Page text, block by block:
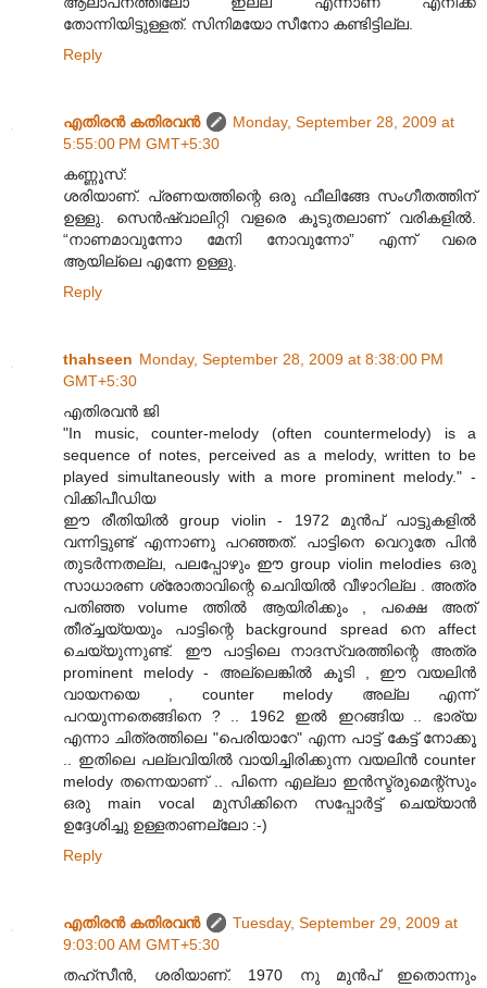
തോന്നിയിട്ടുള്ളത്. സിനിമയോ സീനോ കണ്ടിട്ടില്ല.
Reply
എതിരന്‍ കതിരവന്‍
Monday, September 28, 2009 at
5:55:00 PM GMT+5:30
കണ്ണൂസ്:
ശരിയാണ്. പ്രണയത്തിന്റെ ഒരു ഫീലിങ്ങേ സംഗീതത്തിന്
ഉള്ളു. സെൻഷ്വാലിറ്റി വളരെ കൂടുതലാണ് വരികളിൽ.
“നാണമാവുന്നോ മേനി നോവുന്നോ” എന്ന് വരെ
ആയില്ലെ എന്നേ ഉള്ളു.
Reply
thahseen Monday, September 28, 2009 at 8:38:00 PM
GMT+5:30
എതിരവന്‍ ജി
"In music, counter-melody (often countermelody) is a
sequence of notes, perceived as a melody, written to be
played simultaneously with a more prominent melody." -
വിക്കിപീഡിയ
ഈ രീതിയില്‍ group violin - 1972 മുന്‍പ് പാട്ടുകളില്‍
വന്നിട്ടുണ്ട് എന്നാണു പറഞ്ഞത്. പാട്ടിനെ വെറുതേ പിന്‍
തുടര്‍ന്നതല്ല, പലപ്പോഴും ഈ group violin melodies ഒരു
സാധാരണ ശ്രോതാവിന്റെ ചെവിയില്‍ വീഴാറില്ല . അത്ര
പതിഞ്ഞ volume ത്തില്‍ ആയിരിക്കും , പക്ഷെ അത്
തീര്ച്ചയ്യയും പാട്ടിന്റെ background spread നെ affect
ചെയ്യുന്നുണ്ട്. ഈ പാട്ടിലെ നാദസ്വരത്തിന്റെ അത്ര
prominent melody - അല്ലെങ്കില്‍ കൂടി , ഈ വയലിന്‍
വായനയെ , counter melody അല്ല എന്ന്
പറയുന്നതെങ്ങിനെ ? .. 1962 ഇല്‍ ഇറങ്ങിയ .. ഭാര്യ
എന്നാ ചിത്രത്തിലെ "പെരിയാറേ" എന്ന പാട്ട് കേട്ട് നോക്കൂ
.. ഇതിലെ പല്ലവിയില്‍ വായിച്ചിരിക്കുന്ന വയലിന്‍ counter
melody തന്നെയാണ് .. പിന്നെ എല്ലാ ഇന്‍സ്ട്രുമെന്റ്സും
ഒരു main vocal മുസിക്കിനെ സപ്പോര്‍ട്ട് ചെയ്യാന്‍
ഉദ്ദേശിച്ചു ഉള്ളതാണല്ലോ :-)
Reply
എതിരന്‍ കതിരവന്‍
Tuesday, September 29, 2009 at
9:03:00 AM GMT+5:30
തഹ്സീൻ, ശരിയാണ്. 1970 നു മുൻപ് ഇതൊന്നും